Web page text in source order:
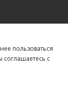
пользоваться
c